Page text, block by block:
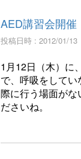
AED講習会開催
投稿日時 : 2012/01/13
1月12日（木）に
で、呼吸をして
際に行う場面がな
ださいね。